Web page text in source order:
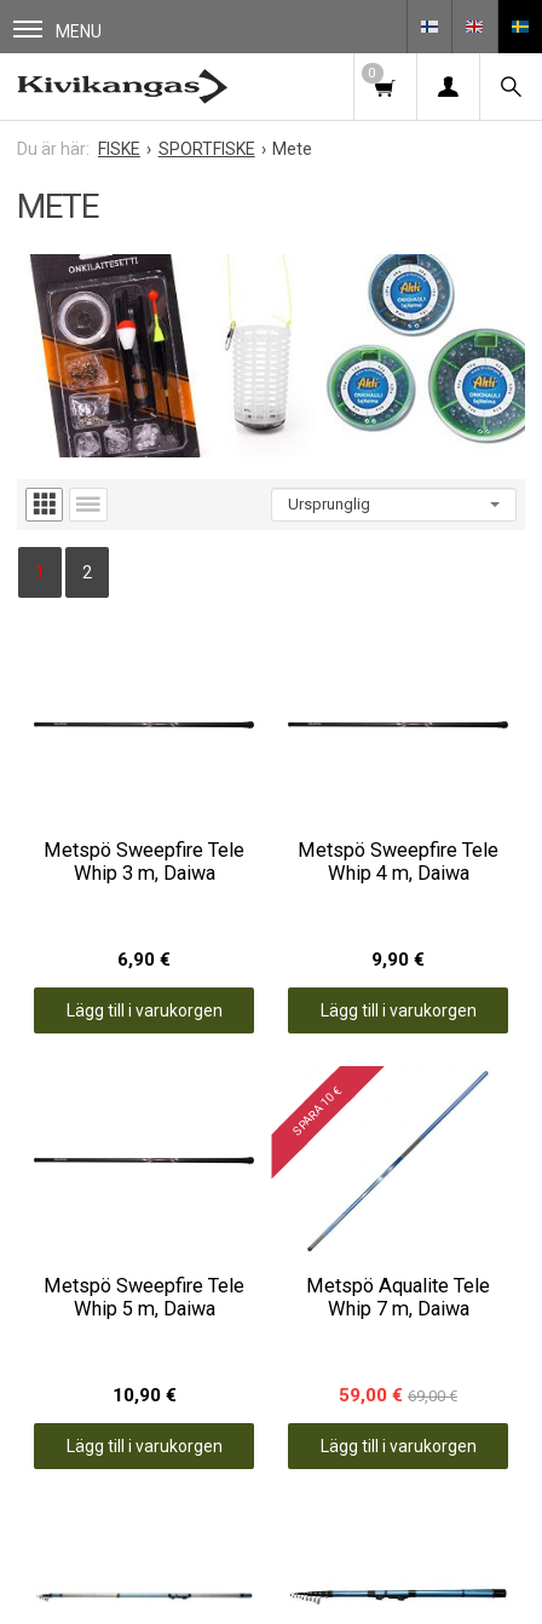
MENU
0
FISKE SPORTFISKE Mete
METE
1 2
Metspö Sweepfire Tele
Whip 3 m, Daiwa
6,90 €
Lägg till i varukorgen
Metspö Sweepfire Tele
Whip 4 m, Daiwa
9,90 €
Lägg till i varukorgen
Metspö Sweepfire Tele
Whip 5 m, Daiwa
10,90 €
Lägg till i varukorgen
SPARA 10 €
Metspö Aqualite Tele
Whip 7 m, Daiwa
59,00 € 69,00 €
Lägg till i varukorgen